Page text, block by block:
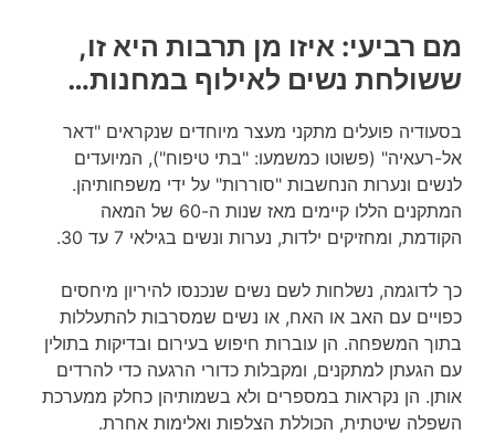
מם רביעי: איזו מן תרבות היא זו,
ששולחת נשים לאילוף במחנות…
בסעודיה פועלים מתקני מעצר מיוחדים שנקראים "דאר
אל-רעאיה" (פשוטו כמשמעו: "בתי טיפוח"), המיועדים
לנשים ונערות הנחשבות "סוררות" על ידי משפחותיהן.
המתקנים הללו קיימים מאז שנות ה-60 של המאה
הקודמת, ומחזיקים ילדות, נערות ונשים בגילאי 7 עד 30.
כך לדוגמה, נשלחות לשם נשים שנכנסו להיריון מיחסים
כפויים עם האב או האח, או נשים שמסרבות להתעללות
בתוך המשפחה. הן עוברות חיפוש בעירום ובדיקות בתולין
עם הגעתן למתקנים, ומקבלות כדורי הרגעה כדי להרדים
אותן. הן נקראות במספרים ולא בשמותיהן כחלק ממערכת
השפלה שיטתית, הכוללת הצלפות ואלימות אחרת.